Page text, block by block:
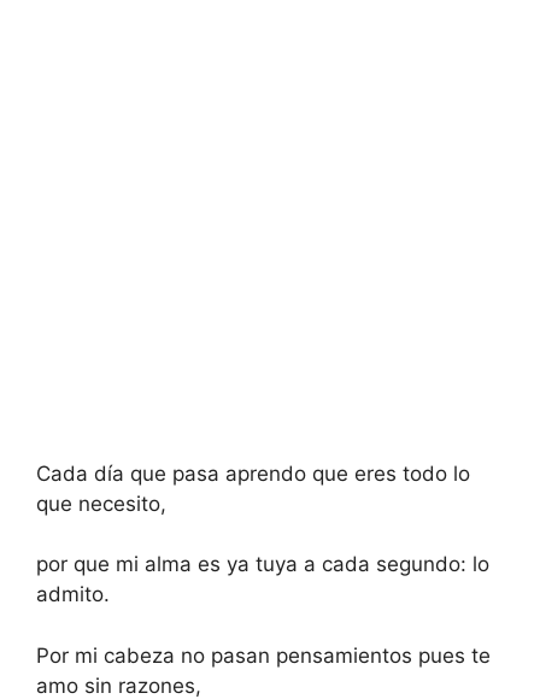
Cada día que pasa aprendo que eres todo lo
que necesito,
por que mi alma es ya tuya a cada segundo: lo
admito.
Por mi cabeza no pasan pensamientos pues te
amo sin razones,